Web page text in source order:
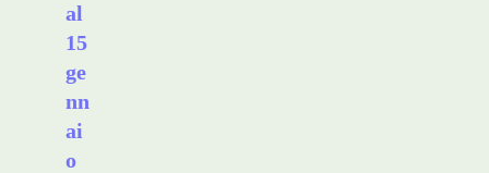
al
15
ge
nn
ai
o